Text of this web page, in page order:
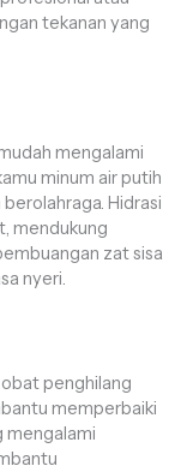
tekanan yang
mengalami
minum air putih
Hidrasi
mendukung
zat sisa
nyeri.
penghilang
memperbaiki
mengalami